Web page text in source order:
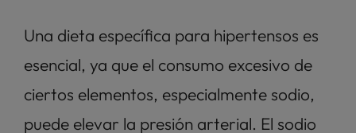
Una dieta específica para hipertensos es
esencial, ya que el consumo excesivo de
ciertos elementos, especialmente sodio,
puede elevar la presión arterial. El sodio